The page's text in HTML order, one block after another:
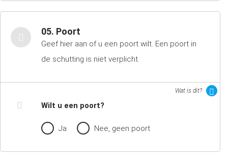
05. Poort
Geef hier aan of u een poort wilt. Een poort in
de schutting is niet verplicht.
Wat is dit?
Wilt u een poort?
Ja Nee, geen poort